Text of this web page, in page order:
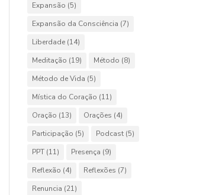
Expansão (5)
Expansão da Consciência (7)
Liberdade (14)
Meditação (19) Método (8)
Método de Vida (5)
Mística do Coração (11)
Oração (13) Orações (4)
Participação (5) Podcast (5)
PPT (11) Presença (9)
Reflexão (4) Reflexões (7)
Renuncia (21)